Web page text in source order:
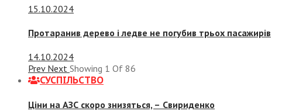
15.10.2024
Протаранив дерево і ледве не погубив трьох пасажирів
14.10.2024
Prev Next Showing 1 Of 86
СУСПIЛЬСТВО
Ціни на АЗС скоро знизяться, – Свириденко